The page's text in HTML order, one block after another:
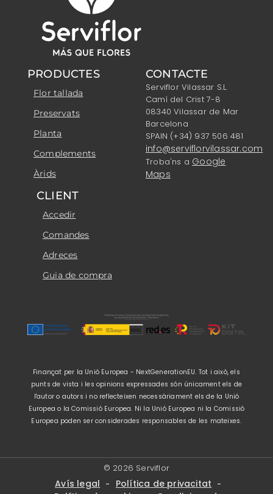
PRODUCTES
Flor tallada
Preservats
Planta
Complements
Àrids
CONTACTE
Serviflor Vilassar S.L.
Camí del Crist 7-8
08340 Vilassar de Mar
Barcelona
SPAIN (+34) 937 506 481
info@serviflorvilassar.com
Troba'ns a Google
Maps
CLIENT
Accedir
Comandes
Adreces
Guia de compra
Finançat per la Unió Europea - NextGenerationEU. Tot i això, els
punts de vista i les opinions expressades són únicament els de
l'autor o autors i no reflecteixen necessàriament els de la Unió
Europea o la Comissió Europea. Ni la Unió Europea ni la Comissió
Europea poden ser considerades responsables de les mateixes.
© 2026 Serviflor
Avís legal - Política de privacitat -